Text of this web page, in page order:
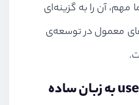
آن را به گزینه‌ای
معمول در توسعه‌ی